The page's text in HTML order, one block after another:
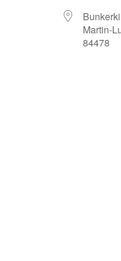
Martin-
84478